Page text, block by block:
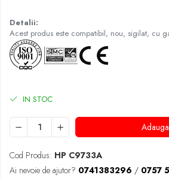
Detalii:
Acest produs este compatibil, nou, sigilat, cu
IN STOC
Cod Produs: HP C9733A
Ai nevoie de ajutor? 0741383296 / 0757